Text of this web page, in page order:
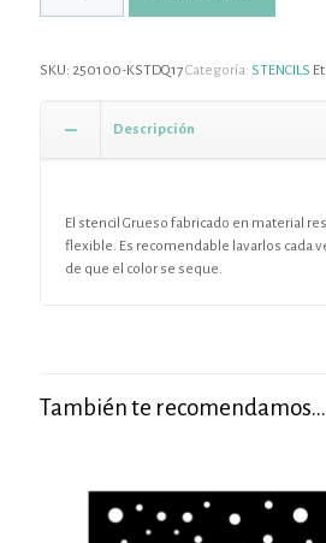
SKU: 250100-KSTDQ17Categoría: STENCILS
Descripción
El stencil Grueso fabricado en material
flexible. Es recomendable lavarlos cada
de que el color se seque.
También te recomendamos…